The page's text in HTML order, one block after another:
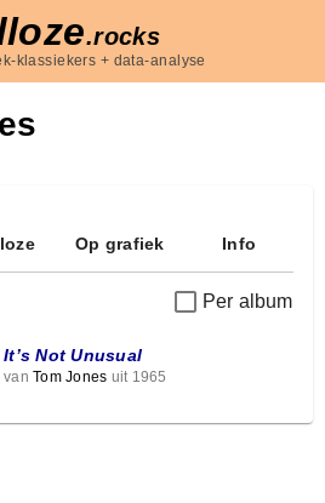
.rocks
klassiekers + data-analyse
Op grafiek Info
Per album
It’s Not Unusual
van Tom Jones uit 1965